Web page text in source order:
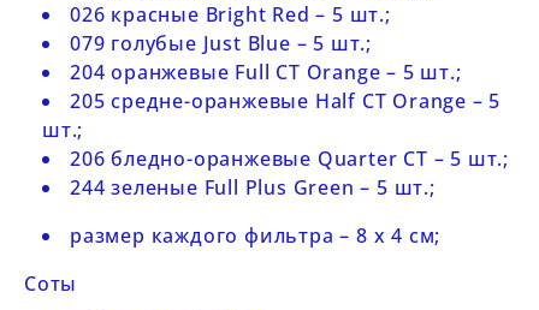
026 красные Bright Red – 5 шт.;
079 голубые Just Blue – 5 шт.;
204 оранжевые Full CT Orange – 5 шт.;
205 средне-оранжевые Half CT Orange – 5
шт.;
206 бледно-оранжевые Quarter CT – 5 шт.;
244 зеленые Full Plus Green – 5 шт.;
размер каждого фильтра – 8 х 4 см;
Соты